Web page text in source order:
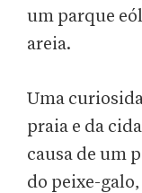
um parque
areia.
Uma
praia e da
causa de um
do peixe-